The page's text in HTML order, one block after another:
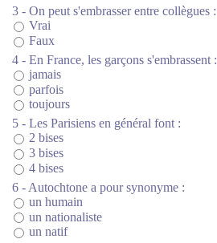
3 - On peut s'embrasser entre collègues :
Vrai
Faux
4 - En France, les garçons s'embrassent :
jamais
parfois
toujours
5 - Les Parisiens en général font :
2 bises
3 bises
4 bises
6 - Autochtone a pour synonyme :
un humain
un nationaliste
un natif